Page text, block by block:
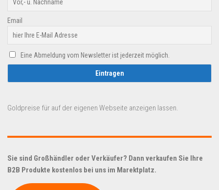
Email
Eine Abmeldung vom Newsletter ist jederzeit möglich.
Goldpreise für auf der eigenen Webseite anzeigen lassen.
Sie sind Großhändler oder Verkäufer? Dann verkaufen Sie Ihre
B2B Produkte kostenlos bei uns im Marektplatz.